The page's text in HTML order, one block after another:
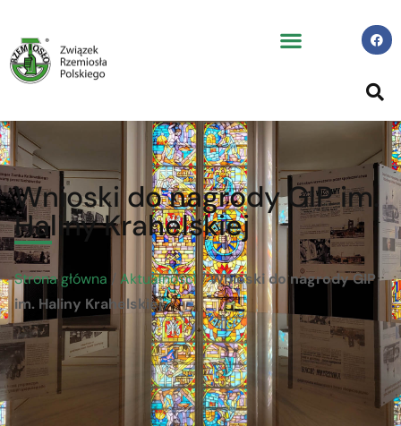
Wnioski do nagrody GIP im.
Haliny Krahelskiej
Strona główna / Aktualności/Wnioski do nagrody GIP
im. Haliny Krahelskiej